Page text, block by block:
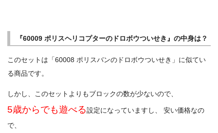
『60009 ポリスヘリコプターのドロボウついせき』の中身は？
このセットは「60008 ポリスバンのドロボウついせき」に似てい
る商品です。
しかし、このセットよりもブロックの数が少ないので、
5歳からでも遊べる設定になっていますし、 安い価格なの
で、